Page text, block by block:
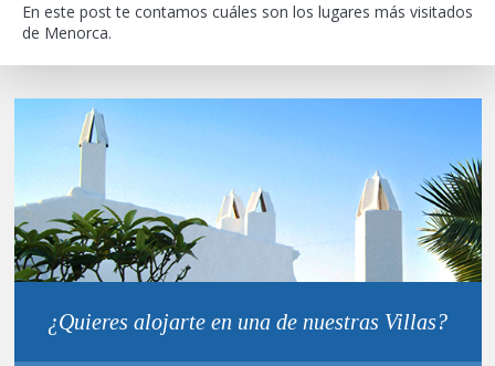
En este post te contamos cuáles son los lugares más visitados
de Menorca.
¿Quieres alojarte en una de nuestras Villas?